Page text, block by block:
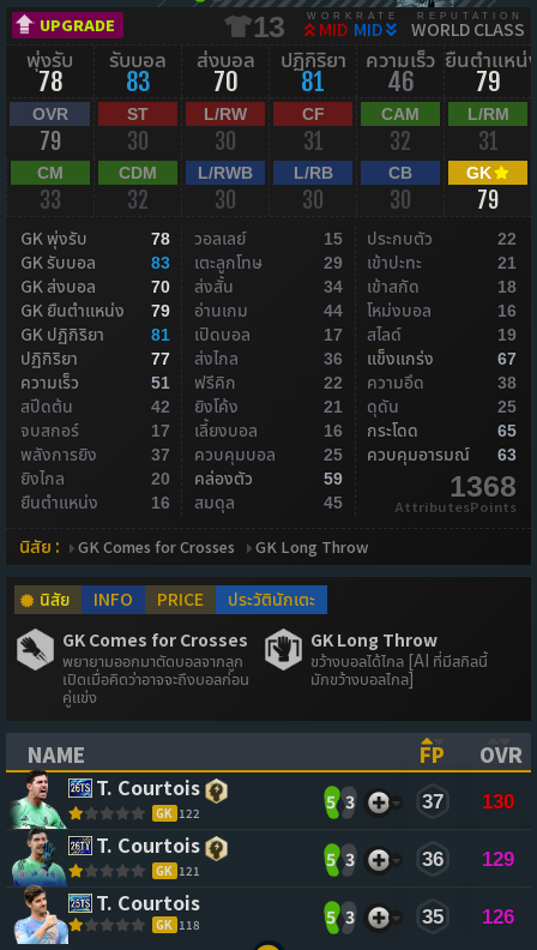
UPGRADE 13 WORKRATE
MID MID
REPUTATION
WORLD CLASS
พุ่งรับ
78
รับบอล
83
ส่งบอล
70
ปฏิกิริยา
81
ความเร็ว
46
ยืนตำแหน่
79
OVR
79
ST
30
L/RW
30
CF
31
CAM
32
L/RM
31
CM
33
CDM
32
L/RWB
30
L/RB
30
CB
30
GK
79
GK พุ่งรับ 78
GK รับบอล 83
GK ส่งบอล 70
GK ยืนตำแหน่ง 79
GK ปฏิกิริยา 81
ปฏิกิริยา 77
ความเร็ว 51
สปีดต้น 42
จบสกอร์ 17
พลังการยิง 37
ยิงไกล 20
ยืนตำแหน่ง 16
วอลเลย์ 15
เตะลูกโทษ 29
ส่งสั้น 34
อ่านเกม 44
เปิดบอล 17
ส่งไกล 36
ฟรีคิก 22
ยิงโค้ง 21
เลี้ยงบอล 16
ควบคุมบอล 25
คล่องตัว 59
สมดุล 45
ประกบตัว 22
เข้าปะทะ 21
เข้าสกัด 18
โหม่งบอล 16
สไลด์ 19
แข็งแกร่ง 67
ความอึด 38
ดุดัน 25
กระโดด 65
ควบคุมอารมณ์ 63
1368
AttributesPoints
นิสัย : GK Comes for Crosses GK Long Throw
นิสัย INFO PRICE
ประวัตินักเตะ
GK Comes for Crosses
พยายามออกมาตัดบอลจากลูก
เปิดเมื่อคิดว่าอาจจะถึงบอลก่อน
คู่แข่ง
GK Long Throw
ขว้างบอลได้ไกล [AI ที่มีสกิลนี้
มักขว้างบอลไกล]
NAME
(CLICK TO SORT ASCENDING)
FP
OVR
T. Courtois
GK 122
5 3 37 130
T. Courtois
GK 121
5 3 36 129
T. Courtois
GK 118 5 3 35 126